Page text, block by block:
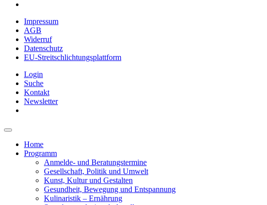
Impressum
AGB
Widerruf
Datenschutz
EU-Streitschlichtungsplattform
Login
Suche
Kontakt
Newsletter
Home
Programm
Anmelde- und Beratungstermine
Gesellschaft, Politik und Umwelt
Kunst, Kultur und Gestalten
Gesundheit, Bewegung und Entspannung
Kulinaristik – Ernährung